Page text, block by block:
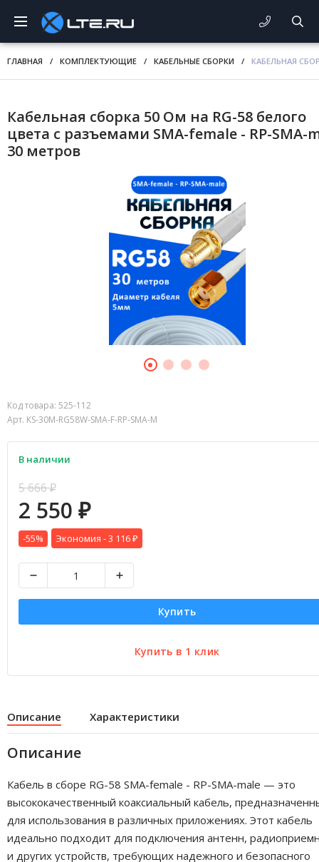
ГЛАВНАЯ / КОМПЛЕКТУЮЩИЕ / КАБЕЛЬНЫЕ СБОРКИ / КАБЕЛЬНАЯ
Кабельная сборка 50 Ом на RG-58 белого
цвета с разъемами SMA-female - RP-SMA-
30 метров
Код товара: 525-112
Арт. KS-30M-RG58W-SMA-F-RP-SMA-M
В наличии
5 666₽
2 550 ₽
-55% Экономия -3 116 ₽
Купить
Описание Характеристики
Описание
Кабель в сборе RG-58 SMA-female - RP-SMA-male — это
высококачественный коаксиальный кабель,
для использования в различных приложениях. Этот кабель
идеально подходит для подключения антенн,
и других устройств, требующих надежного и безопасного